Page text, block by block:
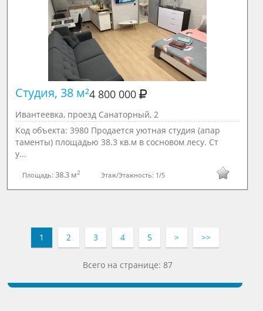
Студия, 38 м² 4 800 000
Ивантеевка, проезд Санаторный, 2
Код объекта: 3980 Продается уютная студия (апар
таменты) площадью 38.3 кв.м в сосновом лесу. Ст
у...
Площадь:38.3 м2 Этаж/Этажность: 1/5
1 2 3 4 5 > >>
Всего на странице: 87